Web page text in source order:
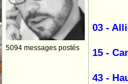
5094 messages postés
03 -
15 -
43 -